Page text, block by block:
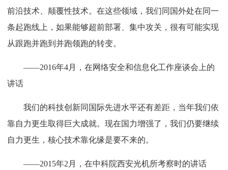
前沿技术、颠覆性技术。在这些领域，我们同国外处在同一
条起跑线上，如果能够超前部署、集中攻关，很有可能实现
从跟跑并跑到并跑领跑的转变。
——2016年4月，在网络安全和信息化工作座谈会上的
讲话
我们的科技创新同国际先进水平还有差距，当年我们依
靠自力更生取得巨大成就。现在国力增强了，我们仍要继续
自力更生，核心技术靠化缘是要不来的。
——2015年2月，在中科院西安光机所考察时的讲话